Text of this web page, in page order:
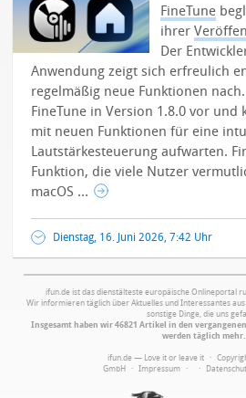
FineTune
ihrer
Der
Anwendung zeigt sich erfreulich
regelmäßig neue Funktionen
FineTune in Version 1.8.0 vor und
mit neuen Funktionen für eine
Lautstärkesteuerung aufwarten.
Funktion, die viele Nutzer
macOS ...
Dienstag, 16. Juni 2026, 7:42 Uhr
ifun.de ist das dienstälteste europäische Onlineportal
Wir informieren täglich über Aktuelles und Interessantes
sonstige Dinge, die uns
Insgesamt haben wir 46821 Artikel in den
werden täglich mehr.
ifun.de — Love it or leave it ·
GmbH · Impressum · ·